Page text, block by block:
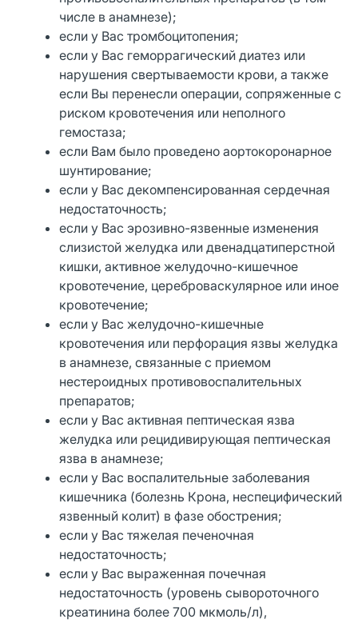
числе в анамнезе);
если у Вас тромбоцитопения;
если у Вас геморрагический диатез или
нарушения свертываемости крови, а также
если Вы перенесли операции, сопряженные с
риском кровотечения или неполного
гемостаза;
если Вам было проведено аортокоронарное
шунтирование;
если у Вас декомпенсированная сердечная
недостаточность;
если у Вас эрозивно-язвенные изменения
слизистой желудка или двенадцатиперстной
кишки, активное желудочно-кишечное
кровотечение, цереброваскулярное или иное
кровотечение;
если у Вас желудочно-кишечные
кровотечения или перфорация язвы желудка
в анамнезе, связанные с приемом
нестероидных противовоспалительных
препаратов;
если у Вас активная пептическая язва
желудка или рецидивирующая пептическая
язва в анамнезе;
если у Вас воспалительные заболевания
кишечника (болезнь Крона, неспецифический
язвенный колит) в фазе обострения;
если у Вас тяжелая печеночная
недостаточность;
если у Вас выраженная почечная
недостаточность (уровень сывороточного
креатинина более 700 мкмоль/л),